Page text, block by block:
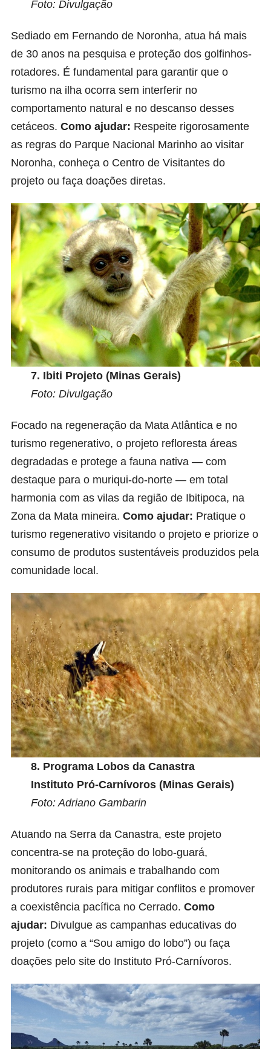
Foto: Divulgação
Sediado em Fernando de Noronha, atua há mais
de 30 anos na pesquisa e proteção dos golfinhos-
rotadores. É fundamental para garantir que o
turismo na ilha ocorra sem interferir no
comportamento natural e no descanso desses
cetáceos. Como ajudar: Respeite rigorosamente
as regras do Parque Nacional Marinho ao visitar
Noronha, conheça o Centro de Visitantes do
projeto ou faça doações diretas.
7. Ibiti Projeto(Minas Gerais)
Foto: Divulgação
Focado na regeneração da Mata Atlântica e no
turismo regenerativo, o projeto refloresta áreas
degradadas e protege a fauna nativa — com
destaque para o muriqui-do-norte — em total
harmonia com as vilas da região de Ibitipoca, na
Zona da Mata mineira. Como ajudar: Pratique o
turismo regenerativo visitando o projeto e priorize o
consumo de produtos sustentáveis produzidos pela
comunidade local.
8. Programa Lobos da Canastra
Instituto Pró-Carnívoros (Minas Gerais)
Foto: Adriano Gambarin
Atuando na Serra da Canastra, este projeto
concentra-se na proteção do lobo-guará,
monitorando os animais e trabalhando com
produtores rurais para mitigar conflitos e promover
a coexistência pacífica no Cerrado. Como
ajudar: Divulgue as campanhas educativas do
projeto (como a “Sou amigo do lobo”) ou faça
doações pelo site do Instituto Pró-Carnívoros.